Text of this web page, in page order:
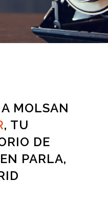
MOLSAN
, TU
DE
PARLA,